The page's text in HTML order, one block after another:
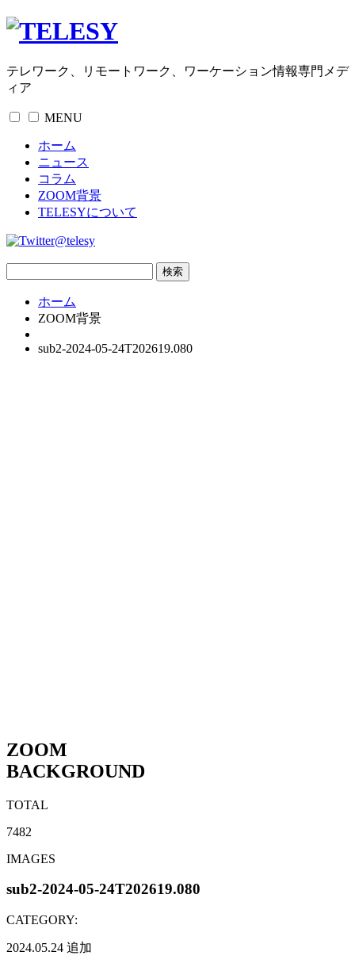
テレワーク、リモートワーク、ワーケーション情報専門メデ
ィア
MENU
ホーム
ニュース
コラム
ZOOM背景
TELESYについて
@telesy
ホーム
ZOOM背景
sub2-2024-05-24T202619.080
ZOOM
BACKGROUND
TOTAL
7482
IMAGES
sub2-2024-05-24T202619.080
CATEGORY:
2024.05.24 追加